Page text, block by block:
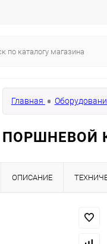
Главная
ПОРШНЕВОЙ
ОПИСАНИЕ